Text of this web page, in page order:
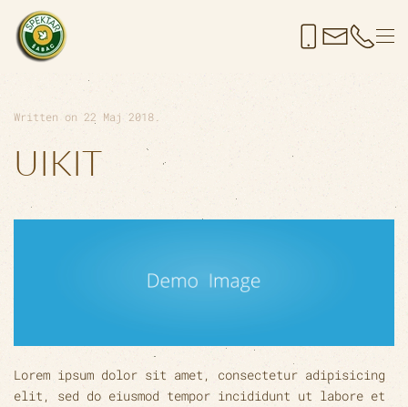
Skip to main content
Written on 22 Maj 2018
UIKIT
Lorem ipsum dolor sit amet, consectetur adipisicing
elit, sed do eiusmod tempor incididunt ut labore et